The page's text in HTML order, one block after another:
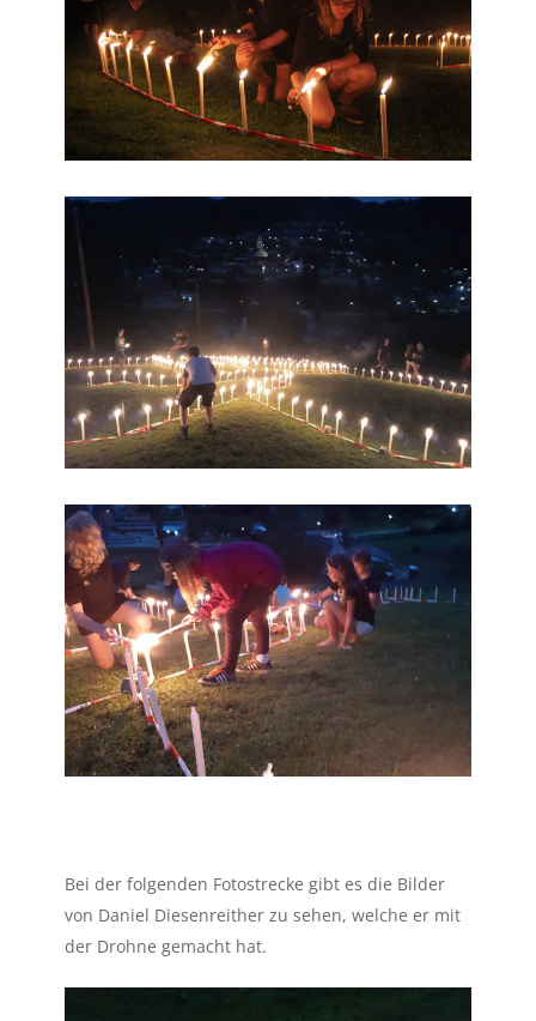
Bei der folgenden Fotostrecke gibt es die Bilder
von Daniel Diesenreither zu sehen, welche er mit
der Drohne gemacht hat.